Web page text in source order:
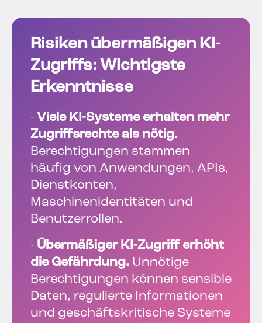
Risiken übermäßigen KI-
Zugriffs: Wichtigste
Erkenntnisse
- Viele KI-Systeme erhalten mehr
Zugriffsrechte als nötig.
Berechtigungen stammen
häufig von Anwendungen, APIs,
Dienstkonten,
Maschinenidentitäten und
Benutzerrollen.
- Übermäßiger KI-Zugriff erhöht
die Gefährdung. Unnötige
Berechtigungen können sensible
Daten, regulierte Informationen
und geschäftskritische Systeme